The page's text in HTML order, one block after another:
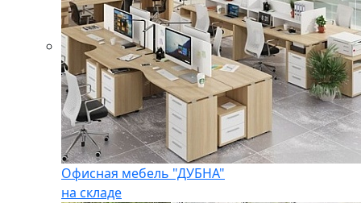
Офисная мебель "ДУБНА"
на складе